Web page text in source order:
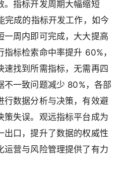
。指标开发周期大幅缩短
完成的指标开发工作，如今
一周内即可完成，大大提高
标检索命中率提升 60%，
速找到所需指标，无需再四
不一致问题减少 80%，各部
行数据分析与决策，有效避
策失误。观远指标平台成为
出口，提升了数据的权威性
运营与风险管理提供了有力